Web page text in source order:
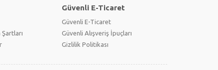
Güvenli E-Ticaret
Güvenli E-Ticaret
Güvenli Alışveriş İpuçları
Gizlilik Politikası